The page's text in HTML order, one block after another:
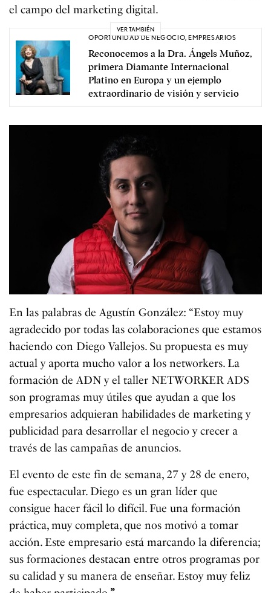
el campo del marketing digital.
VER TAMBIÉN
OPORTUNIDAD DE NEGOCIO,EMPRESARIOS
Reconocemos a la Dra. Ángels Muñoz,
primera Diamante Internacional
Platino en Europa y un ejemplo
extraordinario de visión y servicio
En las palabras de Agustín González: “Estoy muy
agradecido por todas las colaboraciones que estamos
haciendo con Diego Vallejos. Su propuesta es muy
actual y aporta mucho valor a los networkers. La
formación de ADN y el taller NETWORKER ADS
son programas muy útiles que ayudan a que los
empresarios adquieran habilidades de marketing y
publicidad para desarrollar el negocio y crecer a
través de las campañas de anuncios.
El evento de este fin de semana, 27 y 28 de enero,
fue espectacular. Diego es un gran líder que
consigue hacer fácil lo difícil. Fue una formación
práctica, muy completa, que nos motivó a tomar
acción. Este empresario está marcando la diferencia;
sus formaciones destacan entre otros programas por
su calidad y su manera de enseñar. Estoy muy feliz